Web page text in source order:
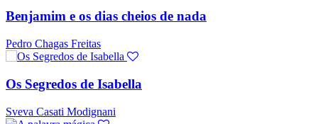
Benjamim e os dias cheios de nada
Pedro Chagas Freitas
Os Segredos de Isabella
Sveva Casati Modignani